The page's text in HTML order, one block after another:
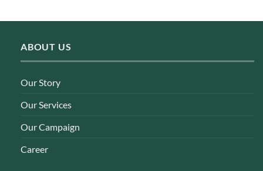
ABOUT US
Our Story
Our Services
Our Campaign
Career